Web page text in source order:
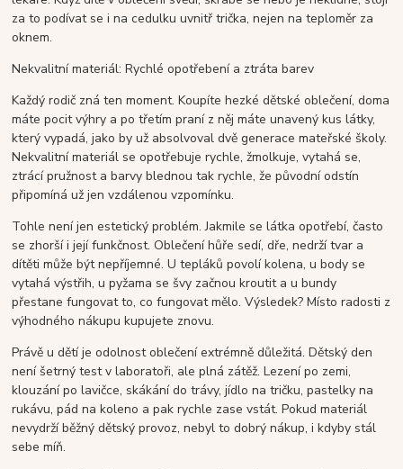
za to podívat se i na cedulku uvnitř trička, nejen na teploměr za
oknem.
Nekvalitní materiál: Rychlé opotřebení a ztráta barev
Každý rodič zná ten moment. Koupíte hezké dětské oblečení, doma
máte pocit výhry a po třetím praní z něj máte unavený kus látky,
který vypadá, jako by už absolvoval dvě generace mateřské školy.
Nekvalitní materiál se opotřebuje rychle, žmolkuje, vytahá se,
ztrácí pružnost a barvy blednou tak rychle, že původní odstín
připomíná už jen vzdálenou vzpomínku.
Tohle není jen estetický problém. Jakmile se látka opotřebí, často
se zhorší i její funkčnost. Oblečení hůře sedí, dře, nedrží tvar a
dítěti může být nepříjemné. U tepláků povolí kolena, u body se
vytahá výstřih, u pyžama se švy začnou kroutit a u bundy
přestane fungovat to, co fungovat mělo. Výsledek? Místo radosti z
výhodného nákupu kupujete znovu.
Právě u dětí je odolnost oblečení extrémně důležitá. Dětský den
není šetrný test v laboratoři, ale plná zátěž. Lezení po zemi,
klouzání po lavičce, skákání do trávy, jídlo na tričku, pastelky na
rukávu, pád na koleno a pak rychle zase vstát. Pokud materiál
nevydrží běžný dětský provoz, nebyl to dobrý nákup, i kdyby stál
sebe míň.